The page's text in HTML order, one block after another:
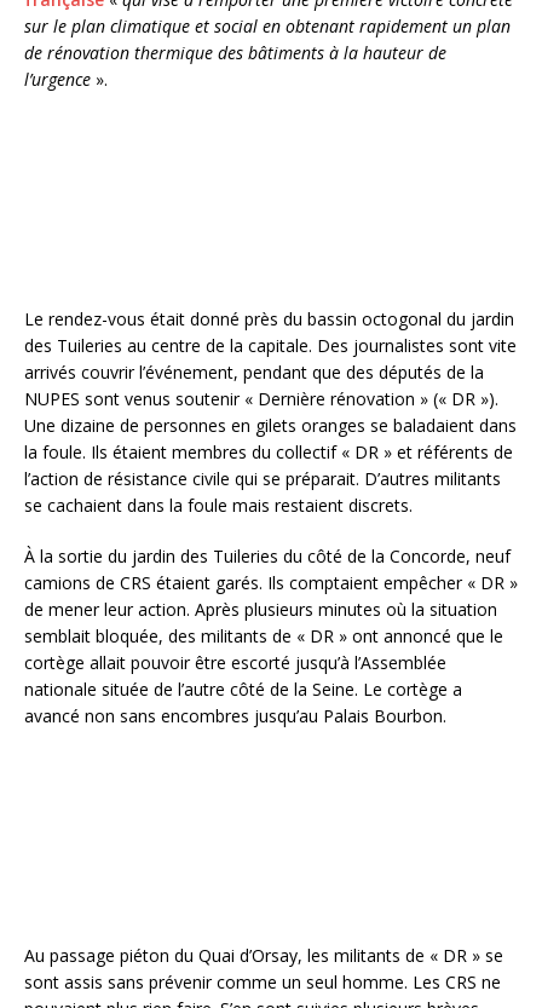
sur le plan climatique et social en obtenant rapidement un plan
de rénovation thermique des bâtiments à la hauteur de
l’urgence ».
Le rendez-vous était donné près du bassin octogonal du jardin
des Tuileries au centre de la capitale. Des journalistes sont vite
arrivés couvrir l’événement, pendant que des députés de la
NUPES sont venus soutenir « Dernière rénovation » (« DR »).
Une dizaine de personnes en gilets oranges se baladaient dans
la foule. Ils étaient membres du collectif « DR » et référents de
l’action de résistance civile qui se préparait. D’autres militants
se cachaient dans la foule mais restaient discrets.
À la sortie du jardin des Tuileries du côté de la Concorde, neuf
camions de CRS étaient garés. Ils comptaient empêcher « DR »
de mener leur action. Après plusieurs minutes où la situation
semblait bloquée, des militants de « DR » ont annoncé que le
cortège allait pouvoir être escorté jusqu’à l’Assemblée
nationale située de l’autre côté de la Seine. Le cortège a
avancé non sans encombres jusqu’au Palais Bourbon.
Au passage piéton du Quai d’Orsay, les militants de « DR » se
sont assis sans prévenir comme un seul homme. Les CRS ne